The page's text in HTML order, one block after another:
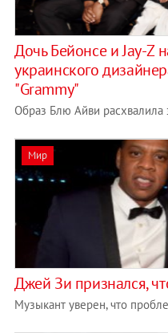
Дочь Бейонсе и Jay-Z
украинского
"Grammy"
Образ Блю Айви расхвалила
Мир
Джей Зи признался,
Музыкант уверен, что